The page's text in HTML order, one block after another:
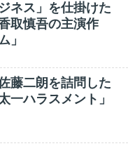
ネス」を仕掛けた
取慎吾の主演作
」
藤二朗を詰問した
一ハラスメント」